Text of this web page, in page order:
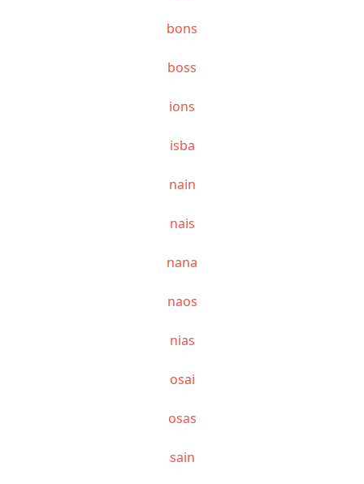
bons
boss
ions
isba
nain
nais
nana
naos
nias
osai
osas
sain